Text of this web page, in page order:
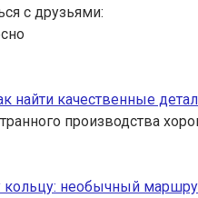
с друзьями:
найти качественные
производства
необычный